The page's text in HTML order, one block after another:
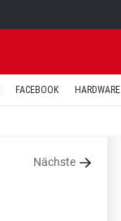
FACEBOOK HARDWARE
Nächste